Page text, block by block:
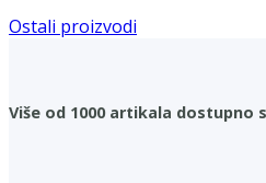
Ostali proizvodi
Više od 1000 artikala dostupno